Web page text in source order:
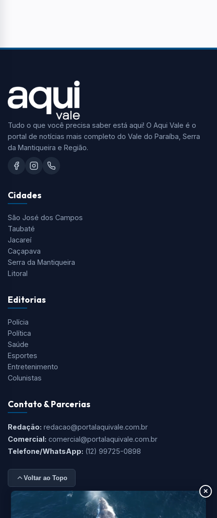
Tudo o que você precisa saber está aqui! O Aqui Vale é o
portal de notícias mais completo do Vale do Paraíba, Serra
da Mantiqueira e Região.
Cidades
São José dos Campos
Taubaté
Jacareí
Caçapava
Serra da Mantiqueira
Litoral
Editorias
Polícia
Política
Saúde
Esportes
Entretenimento
Colunistas
Contato & Parcerias
Redação: redacao@portalaquivale.com.br
Comercial: comercial@portalaquivale.com.br
Telefone/WhatsApp: (12) 99725-0898
Voltar ao Topo
×